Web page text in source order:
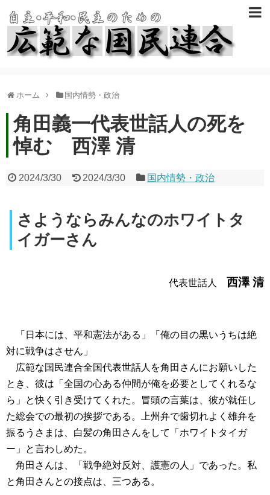
ホーム 国内情勢・政治
角田義一代表世話人の死を
悼む 西澤 清
2024/3/30 2024/3/30 国内情勢・政治
さようならみんなのホワイトタ
イガーさん
代表世話人 西澤 清
「日本には、平和憲法がある」「俺の目の黒いうちは絶
対に戦争はさせん」
広範な国民連合全国代表世話人を角田さんにお願いした
とき、彼は「全国の心ある仲間が俺を必要としてくれるな
ら」と快く引き受けてくれた。冒頭の言葉は、彼が就任し
た総会での最初の挨拶である。上州弁で歯切れよく雄弁を
振るうさまは、白髪の角田さんをして「ホワイトタイガ
ー」と言わしめた。
角田さんは、「戦争絶対反対、護憲の人」であった。私
と角田さんとの接点は、三つある。